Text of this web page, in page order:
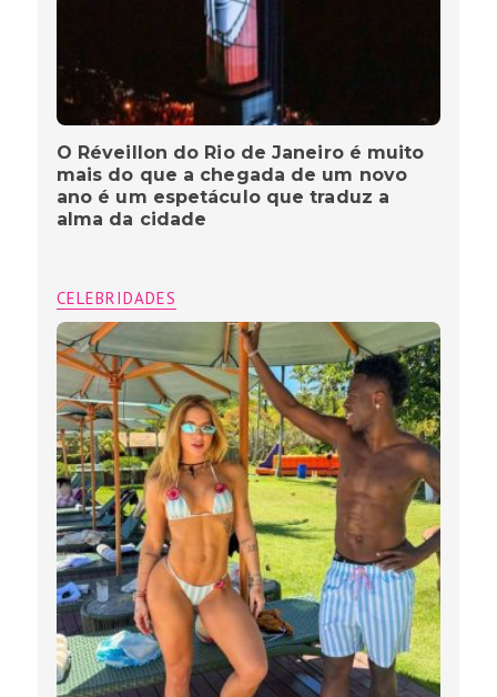
O Réveillon do Rio de Janeiro é muito
mais do que a chegada de um novo
ano é um espetáculo que traduz a
alma da cidade
CELEBRIDADES